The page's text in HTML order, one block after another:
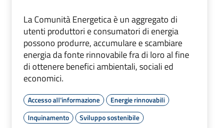
La Comunità Energetica è un aggregato di
utenti produttori e consumatori di energia
possono produrre, accumulare e scambiare
energia da fonte rinnovabile fra di loro al fine
di ottenere benefici ambientali, sociali ed
economici.
Accesso all'informazione
Energie rinnovabili
Inquinamento
Sviluppo sostenibile